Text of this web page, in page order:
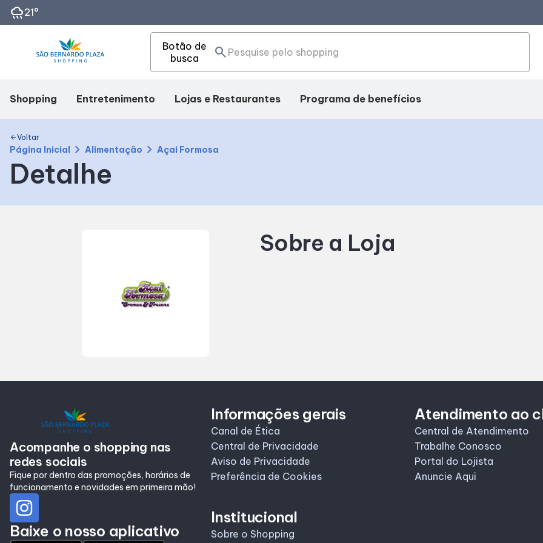
rainy21°
Botão de
busca
search
Shopping
Mapa Interno
Facilidades
Como Chegar
Entretenimento
Eventos
Fique por dentro
Lojas e Restaurantes Programa de benefícios
arrow_backVoltar
Página Inicial chevron_right Alimentação chevron_right Açai Formosa
Detalhe
Sobre a Loja
Acompanhe o shopping nas
redes sociais
Fique por dentro das promoções, horários de
funcionamento e novidades em primeira mão!
Baixe o nosso aplicativo
Informações gerais
Canal de Ética
Central de Privacidade
Aviso de Privacidade
Preferência de Cookies
Institucional
Sobre o Shopping
Atendimento ao
Central de Atendimento
Trabalhe Conosco
Portal do Lojista
Anuncie Aqui